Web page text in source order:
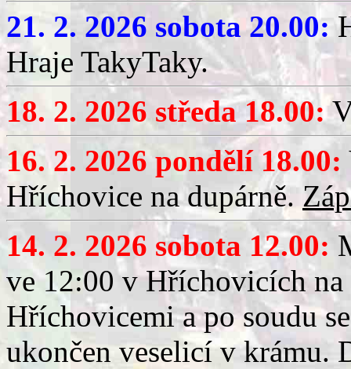
21. 2. 2026 sobota 20.00:
Hraje TakyTaky.
18. 2. 2026 středa 18.00:
16. 2. 2026 pondělí 18.00:
Hříchovice na dupárně.
14. 2. 2026 sobota 12.00:
ve 12:00 v Hříchovicích
Hříchovicemi a po soudu
ukončen veselicí v krámu.